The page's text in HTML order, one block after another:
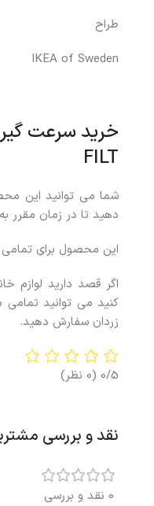
طراح
IKEA of Sweden
FILT
شما می توانید این
دهید تا در زمان مقرر
این محصول برای
اگر قصد دارید لوازم
کنید می توانید تمامی
زردان سفارش دهید.
0/5 (0 نظر)
نقد و بررسی
0 نقد و بررسی